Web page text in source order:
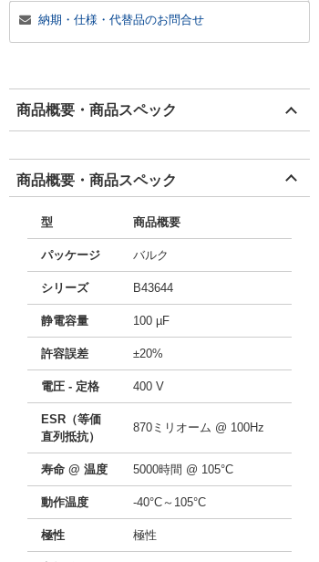
納期・仕様・代替品のお問合せ
商品概要・商品スペック
商品概要・商品スペック
型 商品概要
パッケージ バルク
シリーズ B43644
静電容量 100 µF
許容誤差 ±20%
電圧 - 定格 400 V
ESR（等価
直列抵抗）
870ミリオーム @ 100Hz
寿命 @ 温度 5000時間 @ 105°C
動作温度 -40°C～105°C
極性 極性